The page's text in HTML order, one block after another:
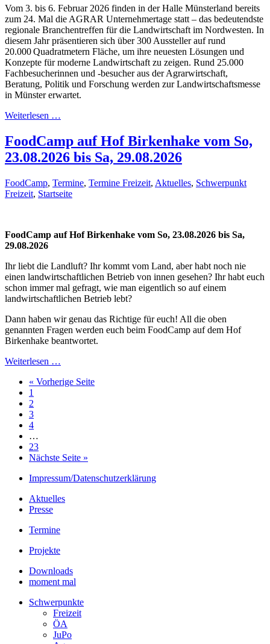
Vom 3. bis 6. Februar 2026 finden in der Halle Münsterland bereits
zum 24. Mal die AGRAR Unternehmertage statt – das bedeutendste
regionale Branchentreffen für die Landwirtschaft im Nordwesten. In
diesem Jahr präsentieren sich über 300 Aussteller auf rund
20.000Quadratmetern Fläche, um ihre neuesten Lösungen und
Konzepte für moderne Landwirtschaft zu zeigen. Rund 25.000
Fachbesucherinnen und -besucher aus der Agrarwirtschaft,
Beratung, Politik und Forschung werden zur Landwirtschaftsmesse
in Münster erwartet.
Weiterlesen …
FoodCamp auf Hof Birkenhake vom So,
23.08.2026 bis Sa, 29.08.2026
FoodCamp, Termine, Termine Freizeit, Aktuelles, Schwerpunkt
Freizeit, Startseite
FoodCamp auf Hof Birkenhake vom So, 23.08.2026 bis Sa,
29.08.2026
Ihr liebt die Landluft? Ihr kommt vom Land, aber habt noch nie
einen landwirtschaftlichen Betrieb von innen gesehen? Ihr habt euch
schon immer mal gefragt, wie man eigentlich so auf einem
landwirtschaftlichen Betrieb lebt?
Dann haben wir genau das Richtige für euch! All die oben
genannten Fragen werden euch beim FoodCamp auf dem Hof
Birkenhake beantwortet.
Weiterlesen …
« Vorherige Seite
1
2
3
4
…
23
Nächste Seite »
Impressum/Datenschutzerklärung
Aktuelles
Presse
Termine
Projekte
Downloads
moment mal
Schwerpunkte
Freizeit
ÖA
JuPo